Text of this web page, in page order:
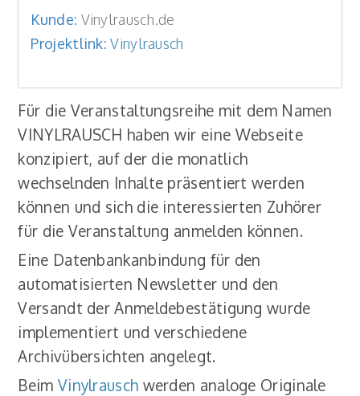
Kunde: Vinylrausch.de
Projektlink: Vinylrausch
Für die Veranstaltungsreihe mit dem Namen
VINYLRAUSCH haben wir eine Webseite
konzipiert, auf der die monatlich
wechselnden Inhalte präsentiert werden
können und sich die interessierten Zuhörer
für die Veranstaltung anmelden können.
Eine Datenbankanbindung für den
automatisierten Newsletter und den
Versandt der Anmeldebestätigung wurde
implementiert und verschiedene
Archivübersichten angelegt.
Beim Vinylrausch werden analoge Originale